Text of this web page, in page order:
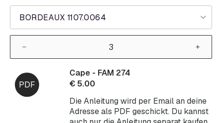
BORDEAUX 1107.0064
Die Anleitung wird per Email an deine
Adresse als PDF geschickt. Du kannst
Cape - FAM 274
€5.00